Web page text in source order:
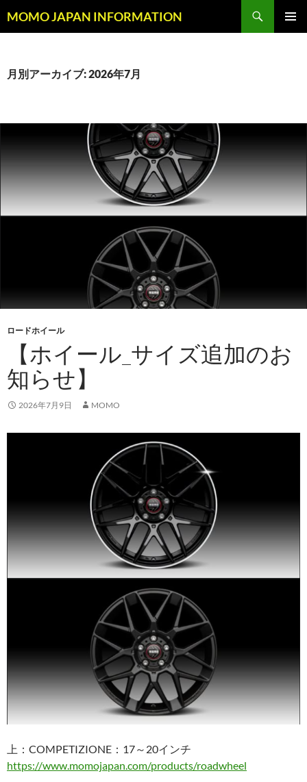
ン
ツ
キ
MOMO JAPAN INFORMATION
索
月別アーカイブ: 2026年7月
ロードホイール
【ホイール_サイズ追加のお
知らせ】
2026年7月9日 MOMO
上：COMPETIZIONE：17～20インチ
https://www.momojapan.com/products/roadwheel